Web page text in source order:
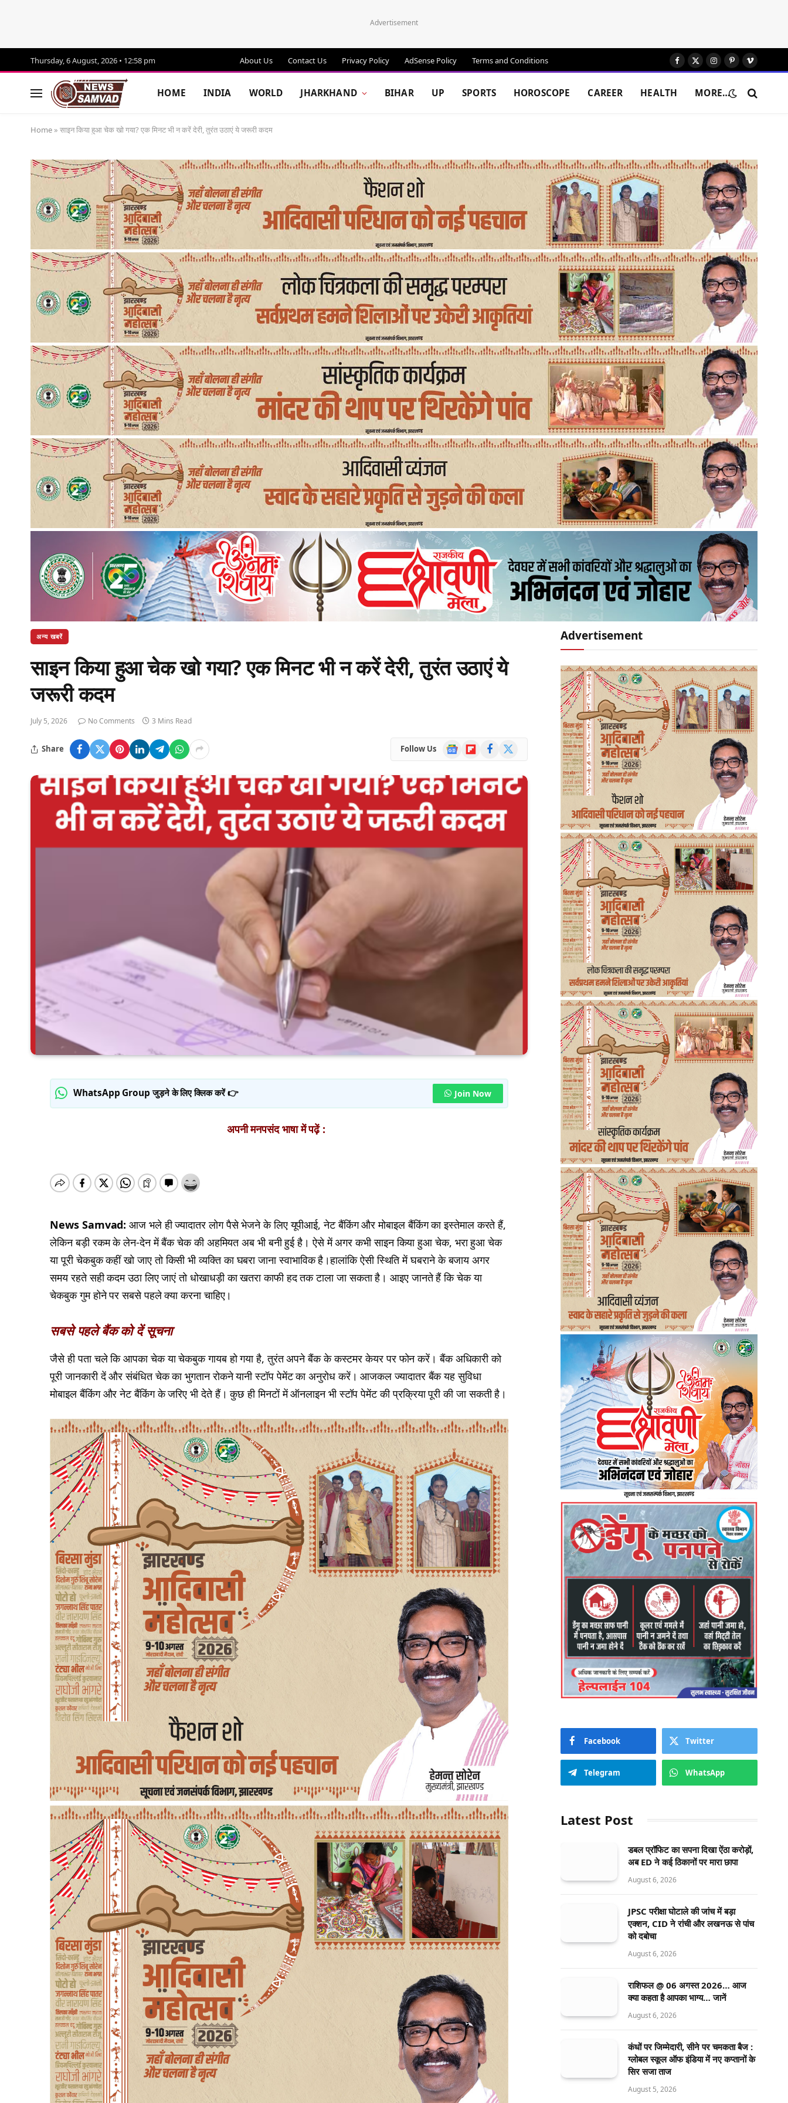
Advertisement
Thursday, 6 August, 2026 • 12:58 pm About Us Contact Us Privacy Policy AdSense Policy Terms and Conditions Facebook
X
Instagram
Pinterest
Vimeo
HOME INDIA WORLD JHARKHAND BIHAR UP SPORTS HOROSCOPE CAREER HEALTH MORE…
Home » साइन किया हुआ चेक खो गया? एक मिनट भी न करें देरी, तुरंत उठाएं ये जरूरी कदम
अन्य खबरें
साइन किया हुआ चेक खो गया? एक मिनट भी न करें देरी, तुरंत उठाएं ये
जरूरी कदम
July 5, 2026 No Comments 3 Mins Read
Share Follow Us
Google
News
FlipboardFacebook
WhatsApp Group जुड़ने के लिए क्लिक करें 👉 Join Now
अपनी मनपसंद भाषा में पढ़ें :
News Samvad: आज भले ही ज्यादातर लोग पैसे भेजने के लिए यूपीआई, नेट बैंकिंग और मोबाइल बैंकिंग का इस्तेमाल करते हैं,
लेकिन बड़ी रकम के लेन-देन में बैंक चेक की अहमियत अब भी बनी हुई है। ऐसे में अगर कभी साइन किया हुआ चेक, भरा हुआ चेक
या पूरी चेकबुक कहीं खो जाए तो किसी भी व्यक्ति का घबरा जाना स्वाभाविक है।हालांकि ऐसी स्थिति में घबराने के बजाय अगर
समय रहते सही कदम उठा लिए जाएं तो धोखाधड़ी का खतरा काफी हद तक टाला जा सकता है। आइए जानते हैं कि चेक या
चेकबुक गुम होने पर सबसे पहले क्या करना चाहिए।
सबसे पहले बैंक को दें सूचना
जैसे ही पता चले कि आपका चेक या चेकबुक गायब हो गया है, तुरंत अपने बैंक के कस्टमर केयर पर फोन करें। बैंक अधिकारी को
पूरी जानकारी दें और संबंधित चेक का भुगतान रोकने यानी स्टॉप पेमेंट का अनुरोध करें। आजकल ज्यादातर बैंक यह सुविधा
मोबाइल बैंकिंग और नेट बैंकिंग के जरिए भी देते हैं। कुछ ही मिनटों में ऑनलाइन भी स्टॉप पेमेंट की प्रक्रिया पूरी की जा सकती है।
Advertisement
Facebook Twitter
Telegram WhatsApp
Latest Post
डबल प्रॉफिट का सपना दिखा ऐंठा करोड़ों,
अब ED ने कई ठिकानों पर मारा छापा
August 6, 2026
JPSC परीक्षा घोटाले की जांच में बड़ा
एक्शन, CID ने रांची और लखनऊ से पांच
को दबोचा
August 6, 2026
राशिफल @ 06 अगस्त 2026… आज
क्या कहता है आपका भाग्य… जानें
August 6, 2026
कंधों पर जिम्मेदारी, सीने पर चमकता बैज :
ग्लोबल स्कूल ऑफ इंडिया में नए कप्तानों के
सिर सजा ताज
August 5, 2026